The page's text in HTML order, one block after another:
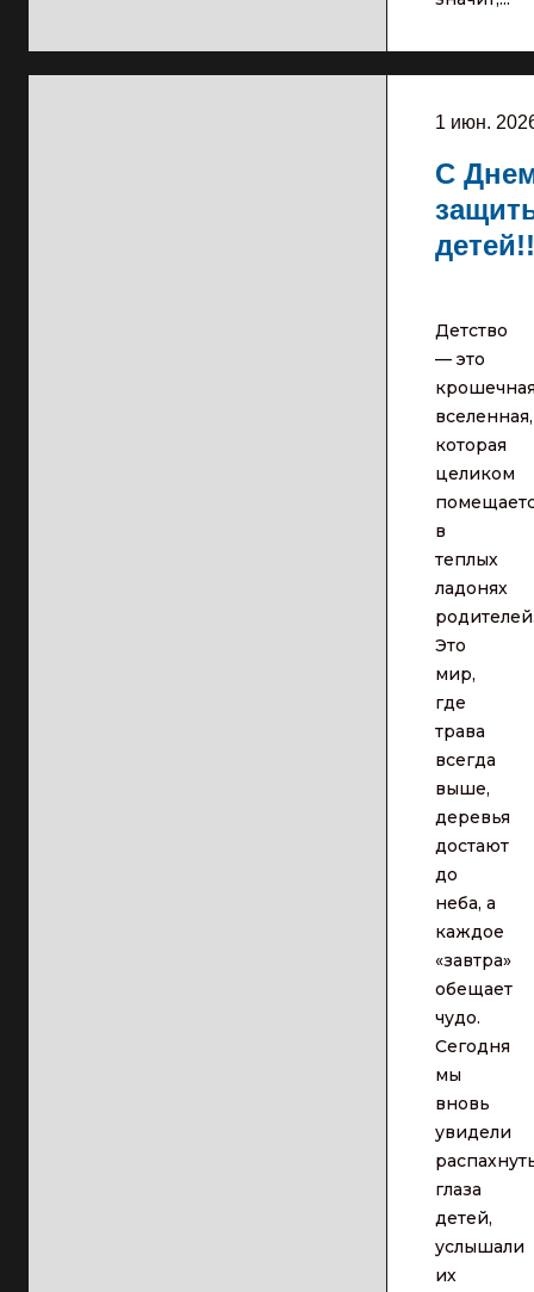
1 июн.
С
Детство
— это
вселенная,
которая
целиком
в
теплых
ладонях
Это
мир,
где
трава
всегда
выше,
деревья
достают
до
неба, а
каждое
«завтра»
обещает
чудо.
Сегодня
мы
вновь
увидели
глаза
детей,
услышали
их